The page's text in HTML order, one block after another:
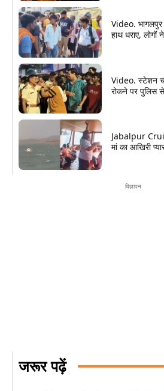
Video.
हाथ धराए, लोगों
Video. स्टेशन
रोकने पर पुलिस
Jabalpur
मां का आखिरी
विज्ञापन
जरूर पढ़ें